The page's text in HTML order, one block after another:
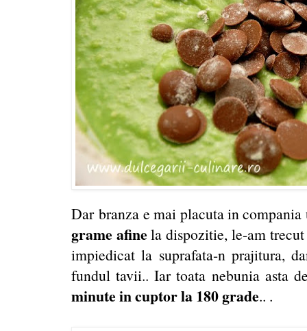
Dar branza e mai placuta in
grame afine la dispozitie, le-am
impiedicat la suprafata-n prajitura,
fundul tavii.. Iar toata nebunia asta
minute in cuptor la 180 grade.. .